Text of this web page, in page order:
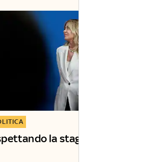
la stagione del voto